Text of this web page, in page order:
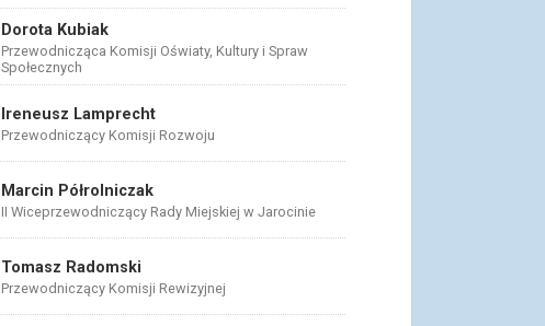
Dorota Kubiak
Przewodnicząca Komisji Oświaty, Kultury i Spraw
Społecznych
Ireneusz Lamprecht
Przewodniczący Komisji Rozwoju
Marcin Półrolniczak
II Wiceprzewodniczący Rady Miejskiej w Jarocinie
Tomasz Radomski
Przewodniczący Komisji Rewizyjnej